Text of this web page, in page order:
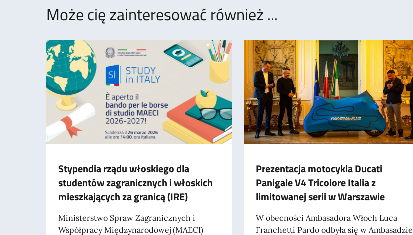
Może cię zainteresować również ...
Stypendia rządu włoskiego dla
studentów zagranicznych i włoskich
mieszkających za granicą (IRE)
Ministerstwo Spraw Zagranicznych i
Współpracy Międzynarodowej (MAECI)
Prezentacja motocykla Ducati
Panigale V4 Tricolore Italia z
limitowanej serii w Warszawie
W obecności Ambasadora Włoch Luca
Franchetti Pardo odbyła się w Ambasadzie